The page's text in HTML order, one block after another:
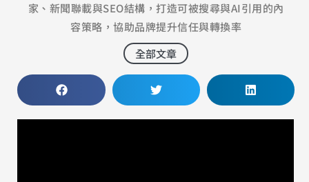
家、新聞聯載與SEO結構，打造可被搜尋與AI引用的內
容策略，協助品牌提升信任與轉換率
全部文章